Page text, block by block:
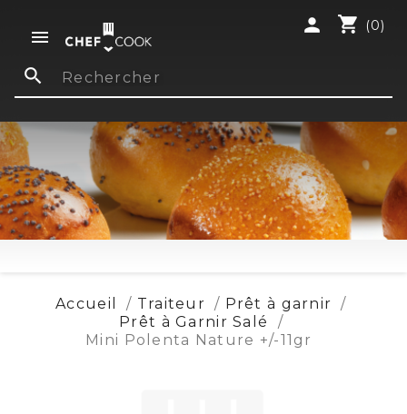

shopping_cart (0)
person
search
Accueil Traiteur
Prêt à garnir
Prêt à Garnir Salé
Mini Polenta Nature +/-11gr